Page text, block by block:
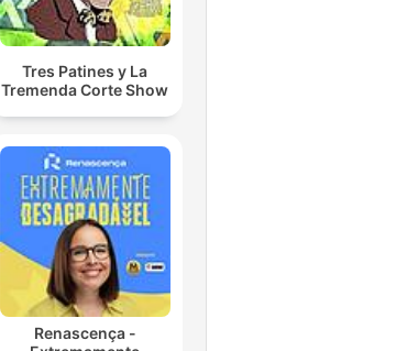
Tres Patines y La
Tremenda Corte Show
Renascença -